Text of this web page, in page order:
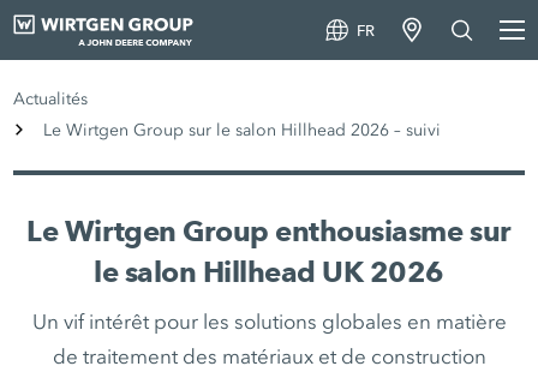
FR
Actualités
Le Wirtgen Group sur le salon Hillhead 2026 – suivi
Le Wirtgen Group enthousiasme sur
le salon Hillhead UK 2026
Un vif intérêt pour les solutions globales en matière
de traitement des matériaux et de construction